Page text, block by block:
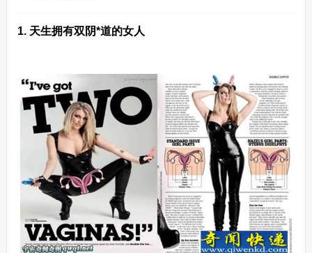
1. 天生拥有双阴*道的女人